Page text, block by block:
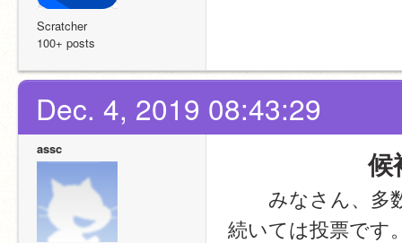
Scratcher
100+ posts
Dec. 4, 2019 08:43:29
assc 候
みなさん、多
続いては投票です